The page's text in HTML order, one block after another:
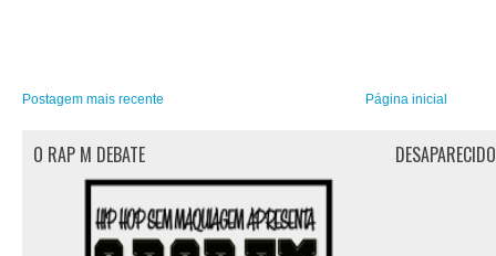
Postagem mais recente Página inicial
O RAP M DEBATE